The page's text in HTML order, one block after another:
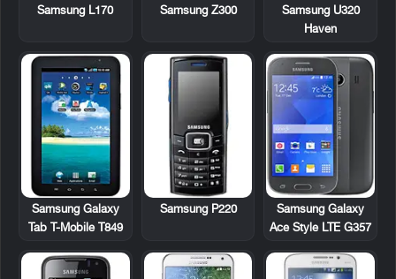
Samsung U320
Haven
Samsung Z300
Samsung L170
Samsung Galaxy
Ace Style LTE G357
Samsung P220
Samsung Galaxy
Tab T-Mobile T849